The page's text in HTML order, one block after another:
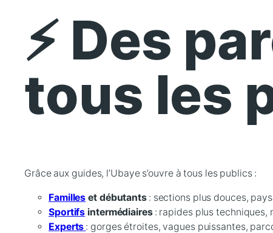
⚡ Des
tous les
Grâce aux guides, l’Ubaye s’ouvre à tous les publics :
Familles et débutants: sections plus douces,
Sportifs intermédiaires: rapides plus techniques,
Experts : gorges étroites, vagues puissantes,